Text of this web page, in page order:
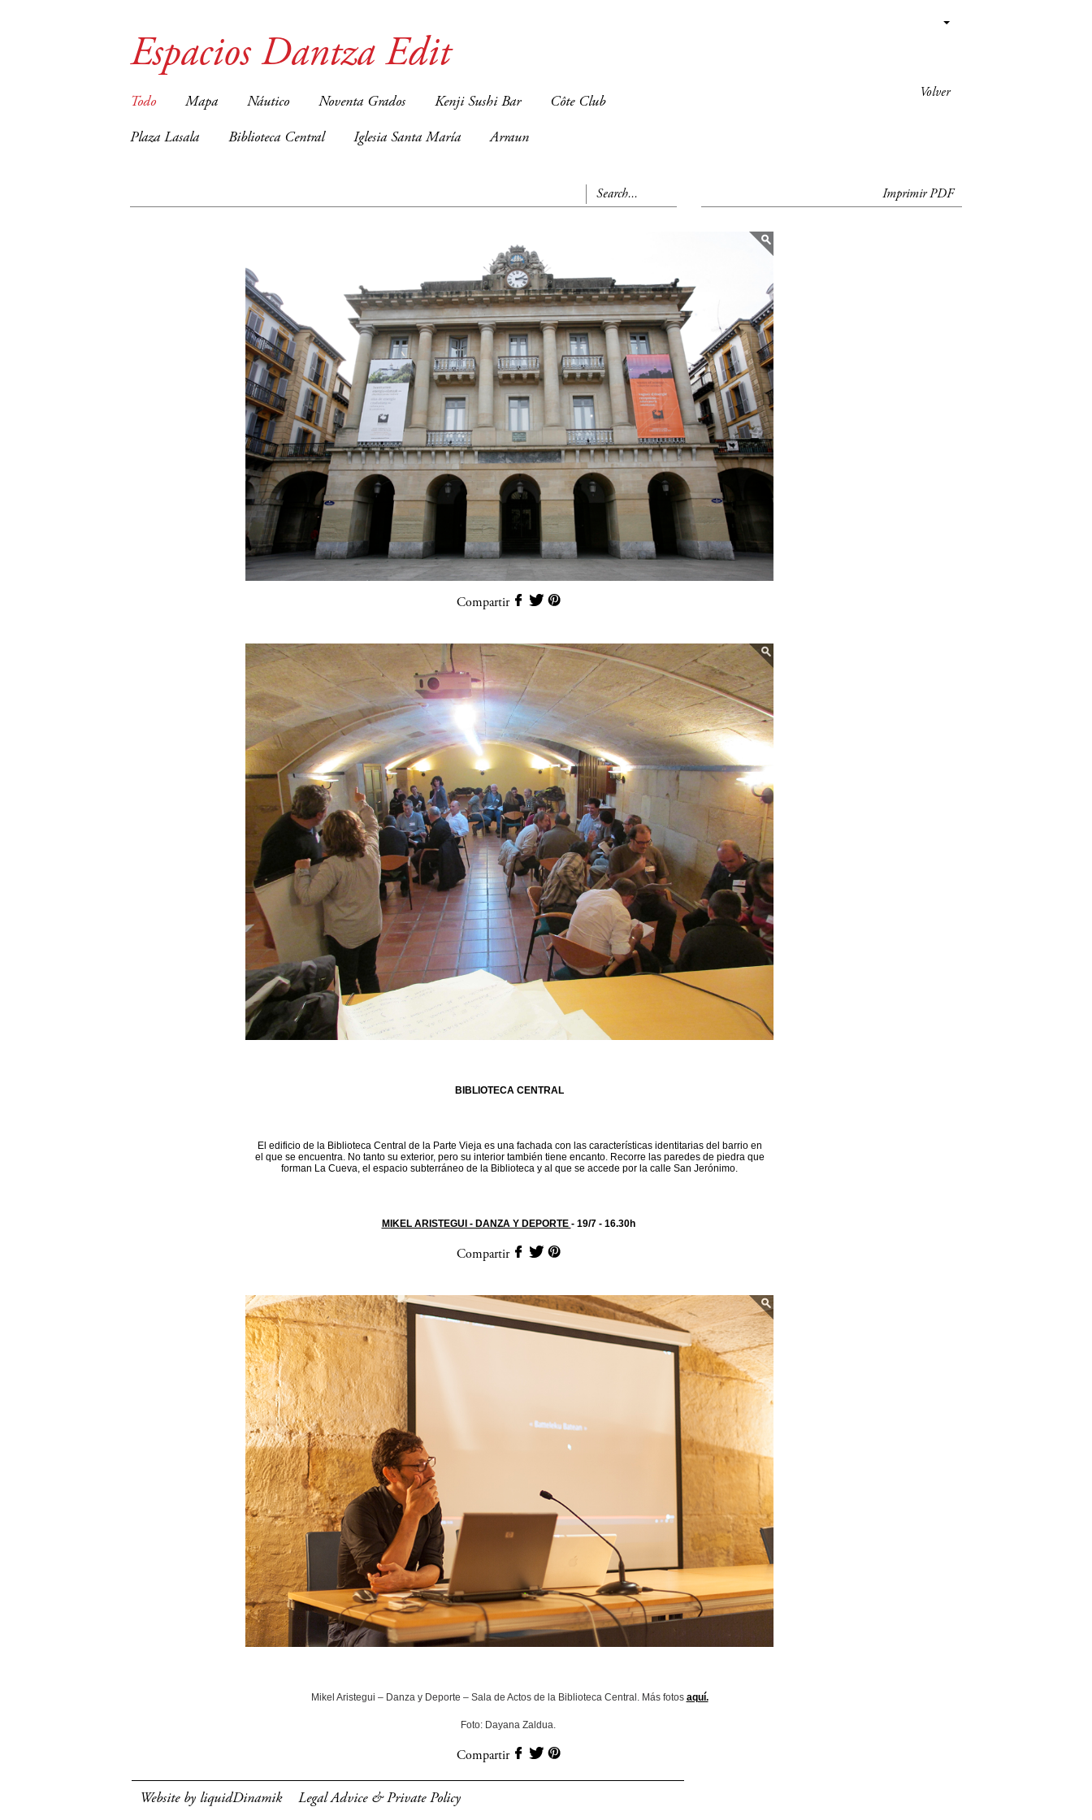
Volver
Espacios Dantza Edit
Todo Mapa Náutico Noventa Grados Kenji Sushi Bar Côte Club
Plaza Lasala Biblioteca Central Iglesia Santa María Arraun
Imprimir PDF
Compartir
BIBLIOTECA CENTRAL
El edificio de la Biblioteca Central de la Parte Vieja es una fachada con las características identitarias del barrio en
el que se encuentra. No tanto su exterior, pero su interior también tiene encanto. Recorre las paredes de piedra que
forman La Cueva, el espacio subterráneo de la Biblioteca y al que se accede por la calle San Jerónimo.
MIKEL ARISTEGUI - DANZA Y DEPORTE - 19/7 - 16.30h
Compartir
Mikel Aristegui – Danza y Deporte – Sala de Actos de la Biblioteca Central. Más fotos aquí.
Foto: Dayana Zaldua.
Compartir
Website by liquidDinamik Legal Advice & Private Policy